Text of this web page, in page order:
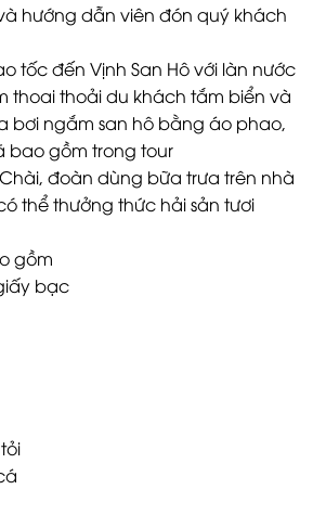
và hướng dẫn viên đón quý khách
tốc đến Vịnh San Hô với làn nước
thoai thoải du khách tắm biển và
bơi ngắm san hô bằng áo phao,
bao gồm trong tour
đoàn dùng bữa trưa trên nhà
thể thưởng thức hải sản tươi
gồm
bạc